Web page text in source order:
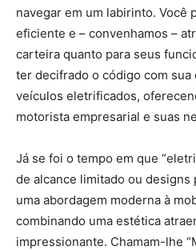
navegar em um labirinto. Você
eficiente e – convenhamos –
carteira quanto para seus
ter decifrado o código com sua
veículos eletrificados,
motorista empresarial e suas
Já se foi o tempo em que
de alcance limitado ou designs
uma abordagem moderna à
combinando uma estética
impressionante. Chamam-lhe